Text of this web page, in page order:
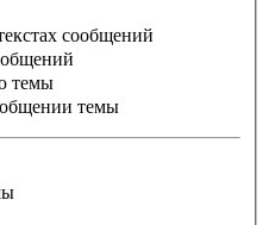
сообщений
темы
темы